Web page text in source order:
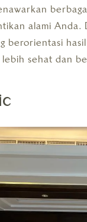
alami
berorientasi
sehat dan